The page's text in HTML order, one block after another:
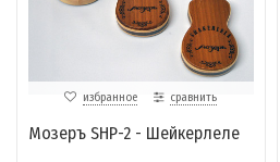
избранное сравнить
Мозеръ SHP-2 - Шейкерлеле